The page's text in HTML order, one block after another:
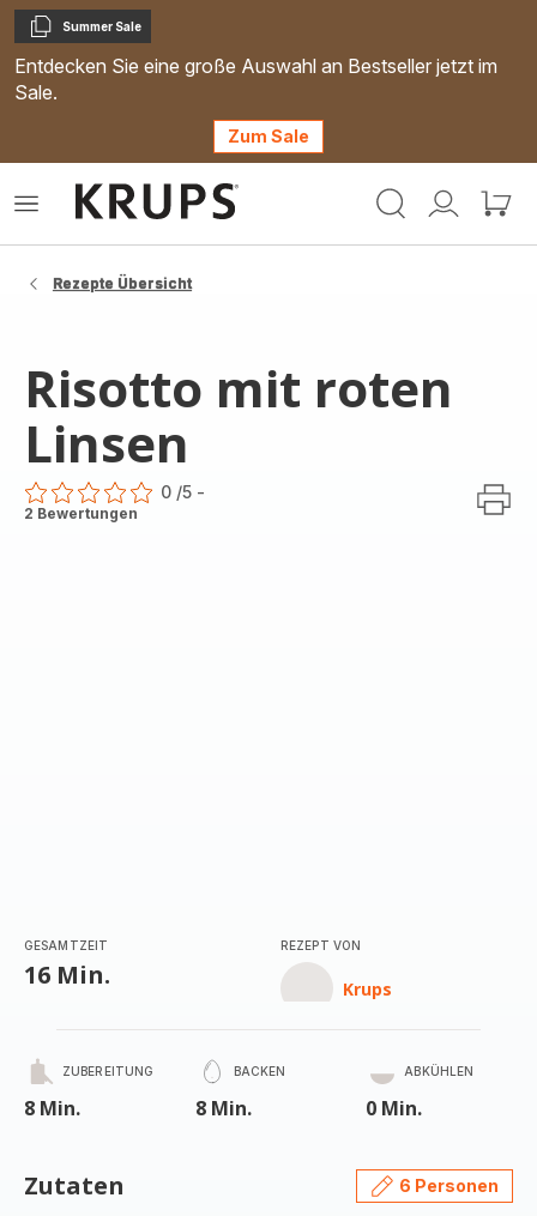
Kopieren
Summer Sale
Entdecken Sie eine große Auswahl an Bestseller jetzt im
Sale.
Zum Sale
Mein
Mein
Das
Rezepte Übersicht
Risotto mit roten
Linsen
ratings.0
0 /5 -
2 Bewertungen
GESAMTZEIT
16 Min.
REZEPT VON
Krups
ZUBEREITUNG
8 Min.
BACKEN
8 Min.
ABKÜHLEN
0 Min.
Zutaten 6 Personen